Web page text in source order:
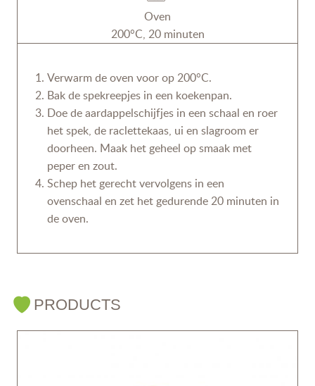
Oven
200°C, 20 minuten
Verwarm de oven voor op 200°C.
Bak de spekreepjes in een koekenpan.
Doe de aardappelschijfjes in een schaal en roer
het spek, de raclettekaas, ui en slagroom er
doorheen. Maak het geheel op smaak met
peper en zout.
Schep het gerecht vervolgens in een
ovenschaal en zet het gedurende 20 minuten in
de oven.
PRODUCTS